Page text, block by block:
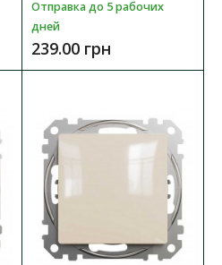
Schneider Electric Asfora
- это механизм с суппо..
Отправка до 5 рабочих
дней
239.00 грн